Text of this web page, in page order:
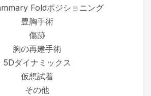
Foldポジショニング
豊胸手術
傷跡
胸の再建手術
5Dダイナミックス
仮想試着
その他